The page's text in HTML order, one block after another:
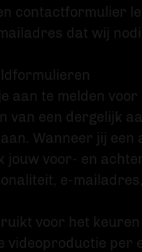
contactformulier
dat wij
aan te melden
van een dergelijk
Wanneer jij een
jouw voor- en
e-
voor het
videoproductie per